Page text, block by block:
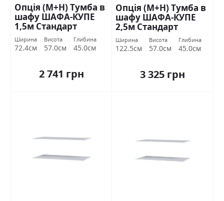
Опція (М+Н) Тумба в
шафу ШАФА-КУПЕ
1,5м Стандарт
Ширина
72.4см
Висота
57.0см
Глибина
45.0см
2 741 грн
Опція (М+Н) Тумба в
шафу ШАФА-КУПЕ
2,5м Стандарт
Ширина
122.5см
Висота
57.0см
Глибина
45.0см
3 325 грн